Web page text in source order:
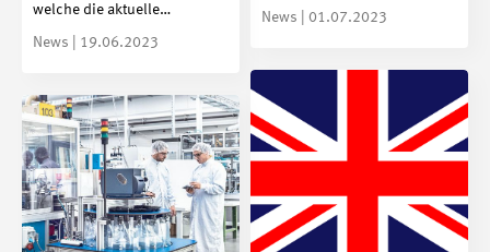
News | 01.07.2023
welche die aktuelle…
News | 19.06.2023